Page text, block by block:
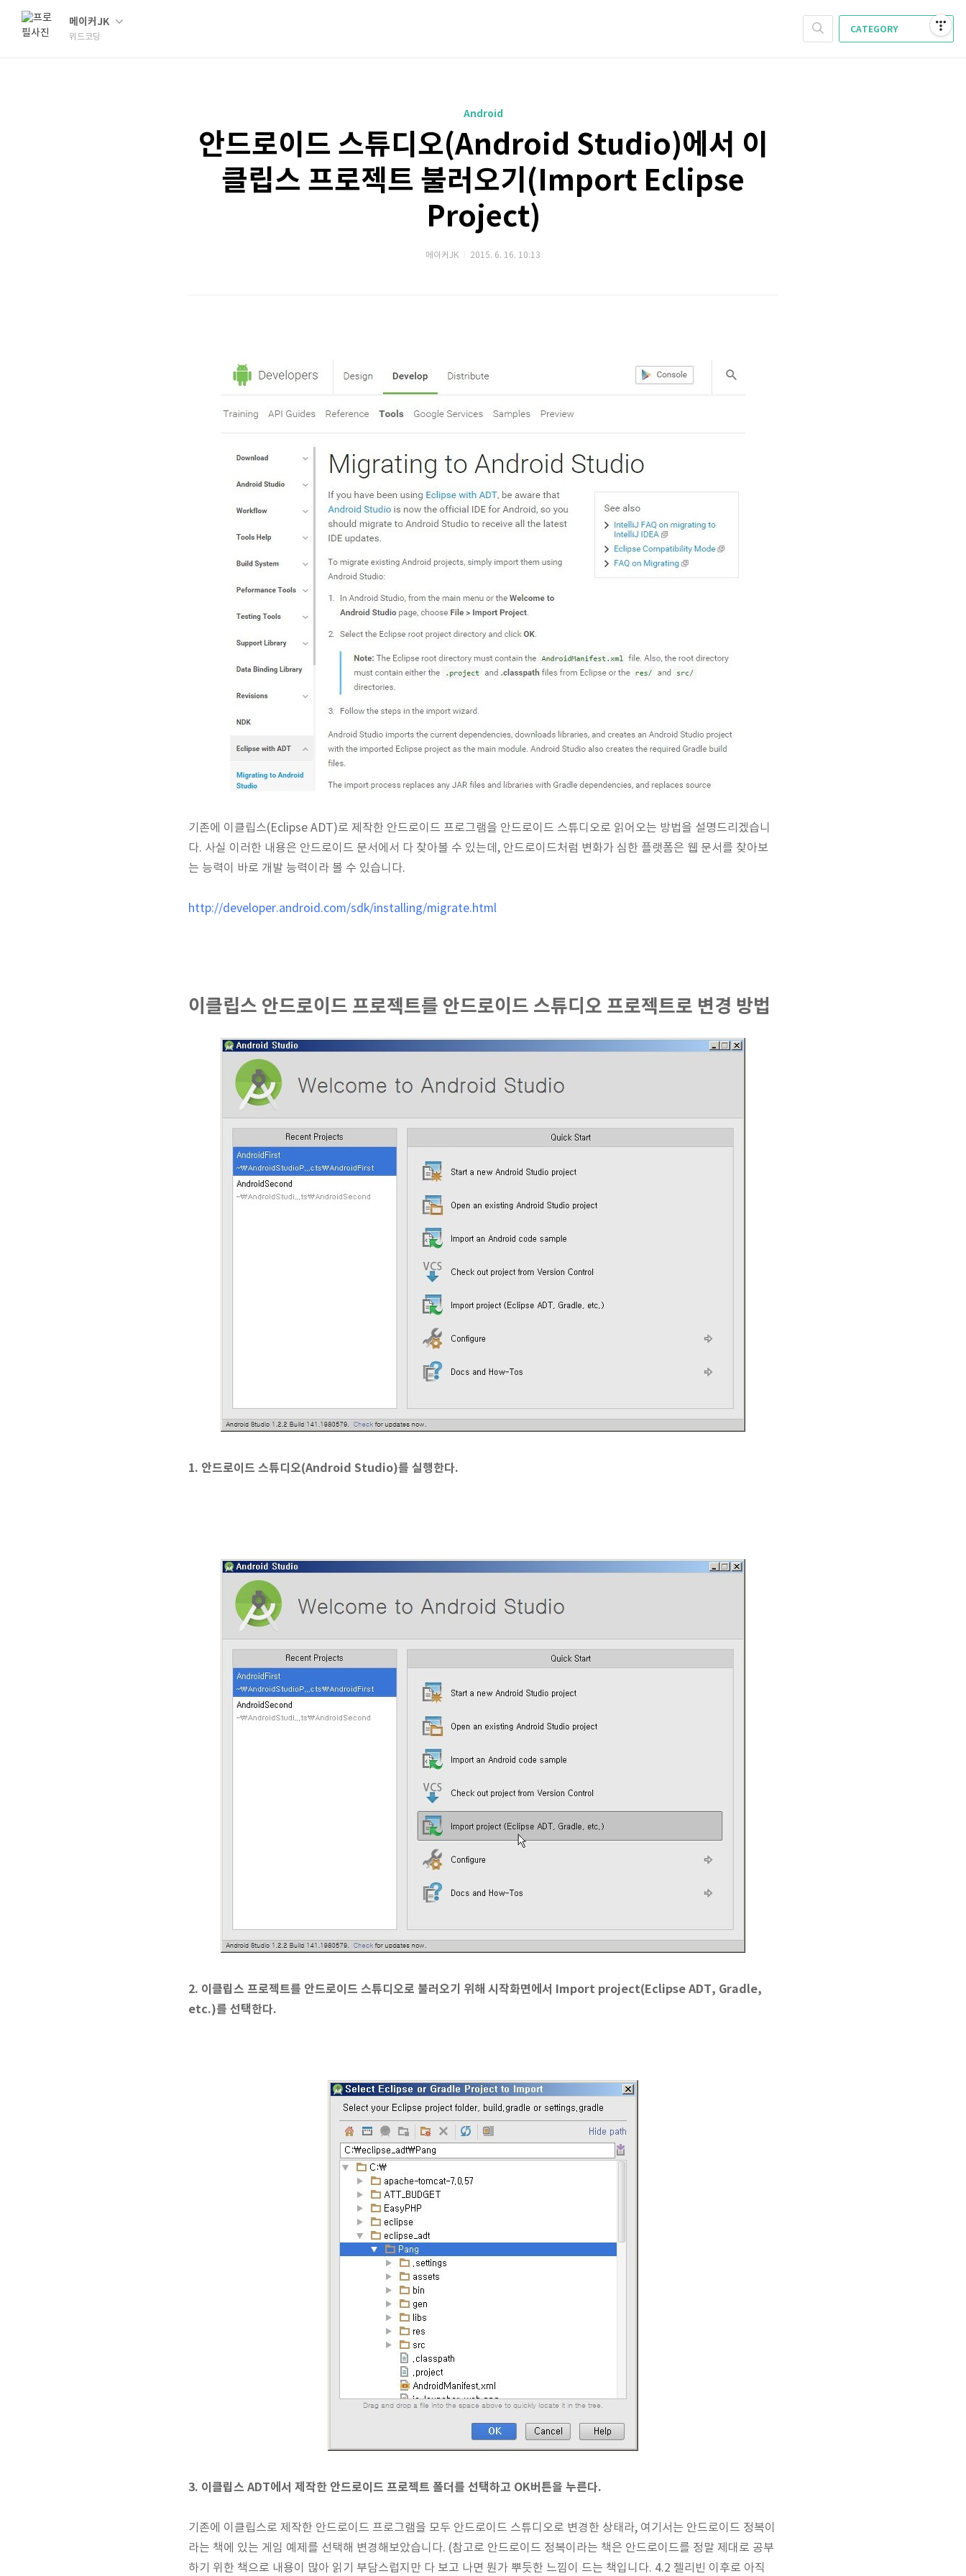
메이커JK
위드코딩
CATEGORY
Android
안드로이드 스튜디오(Android Studio)에서 이
클립스 프로젝트 불러오기(Import Eclipse
Project)
메이커JK 2015. 6. 16. 10:13
기존에 이클립스(Eclipse ADT)로 제작한 안드로이드 프로그램을 안드로이드 스튜디오로 읽어오는 방법을 설명드리겠습니
다. 사실 이러한 내용은 안드로이드 문서에서 다 찾아볼 수 있는데, 안드로이드처럼 변화가 심한 플랫폼은 웹 문서를 찾아보
는 능력이 바로 개발 능력이라 볼 수 있습니다.
http://developer.android.com/sdk/installing/migrate.html
이클립스 안드로이드 프로젝트를 안드로이드 스튜디오 프로젝트로 변경 방법
1. 안드로이드 스튜디오(Android Studio)를 실행한다.
2. 이클립스 프로젝트를 안드로이드 스튜디오로 불러오기 위해 시작화면에서 Import project(Eclipse ADT, Gradle,
etc.)를 선택한다.
3. 이클립스 ADT에서 제작한 안드로이드 프로젝트 폴더를 선택하고 OK버튼을 누른다.
기존에 이클립스로 제작한 안드로이드 프로그램을 모두 안드로이드 스튜디오로 변경한 상태라, 여기서는 안드로이드 정복이
라는 책에 있는 게임 예제를 선택해 변경해보았습니다. (참고로 안드로이드 정복이라는 책은 안드로이드를 정말 제대로 공부
하기 위한 책으로 내용이 많아 읽기 부담스럽지만 다 보고 나면 뭔가 뿌듯한 느낌이 드는 책입니다. 4.2 젤리빈 이후로 아직